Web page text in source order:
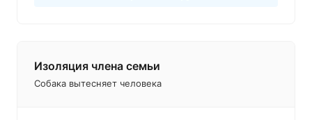
Изоляция члена семьи
Собака вытесняет человека